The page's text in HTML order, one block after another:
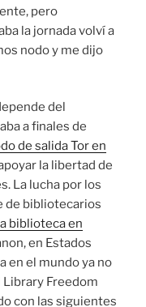
pero
la jornada volví a
nodo y me dijo
del
a finales de
de salida Tor en
la libertad de
La lucha por los
de bibliotecarios
biblioteca en
en Estados
en el mundo ya no
Library Freedom
con las siguientes